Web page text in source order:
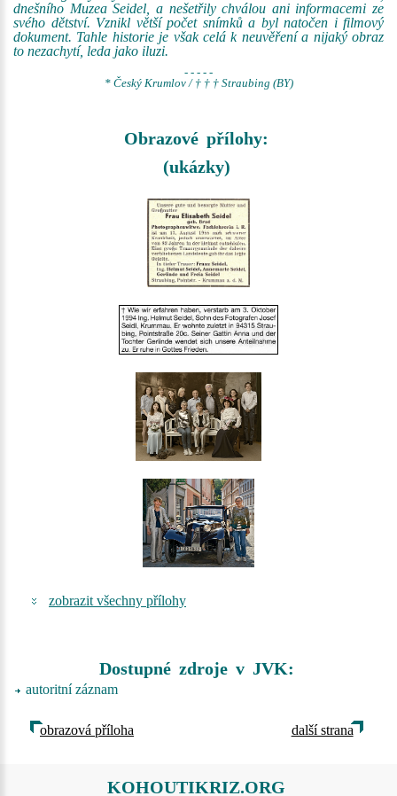
dnešního Muzea Seidel, a nešetřily chválou ani informacemi ze
svého dětství. Vznikl větší počet snímků a byl natočen i filmový
dokument. Tahle historie je však celá k neuvěření a nijaký obraz
to nezachytí, leda jako iluzi.
- - - - -
* Český Krumlov / † † † Straubing (BY)
Obrazové přílohy:
(ukázky)
zobrazit všechny přílohy
Dostupné zdroje v JVK:
autoritní záznam
obrazová příloha další strana
KOHOUTIKRIZ.ORG